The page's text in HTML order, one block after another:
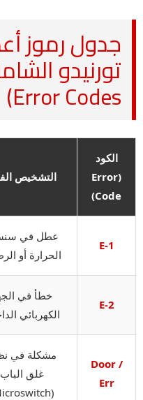
جدول رموز
Error Codes)
الكود
(Error
Code)
التشخيص
E-1
عطل في
الحرارة أو
E-2
خطأ في
الكهربائي
Door /
Err
مشكلة في
غلق الباب
(Microswitch)